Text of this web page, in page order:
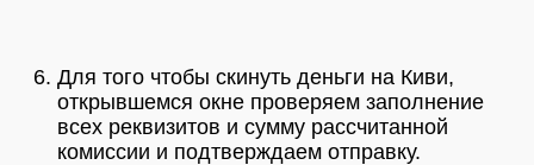
Для того чтобы скинуть деньги на Киви,
открывшемся окне проверяем заполнение
всех реквизитов и сумму рассчитанной
комиссии и подтверждаем отправку.